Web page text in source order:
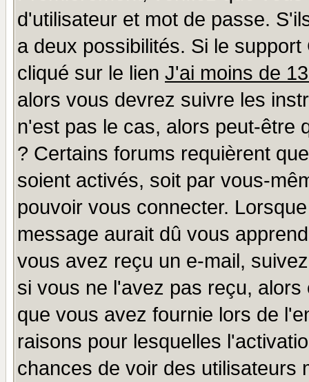
d'utilisateur et mot de passe.
a deux possibilités. Si le
cliqué sur le lien J'ai moins de
alors vous devrez suivre les
n'est pas le cas, alors peut-être
? Certains forums requièrent
soient activés, soit par vous-
pouvoir vous connecter.
message aurait dû vous
vous avez reçu un e-mail,
si vous ne l'avez pas reçu,
que vous avez fournie lors de
raisons pour lesquelles
chances de voir des utilisateurs